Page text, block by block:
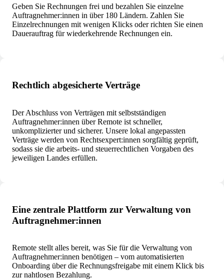
Geben Sie Rechnungen frei und bezahlen Sie einzelne
Auftragnehmer:innen in über 180 Ländern. Zahlen Sie
Einzelrechnungen mit wenigen Klicks oder richten Sie einen
Dauerauftrag für wiederkehrende Rechnungen ein.
Rechtlich abgesicherte Verträge
Der Abschluss von Verträgen mit selbstständigen
Auftragnehmer:innen über Remote ist schneller,
unkomplizierter und sicherer. Unsere lokal angepassten
Verträge werden von Rechtsexpert:innen sorgfältig geprüft,
sodass sie die arbeits- und steuerrechtlichen Vorgaben des
jeweiligen Landes erfüllen.
Eine zentrale Plattform zur Verwaltung von
Auftragnehmer:innen
Remote stellt alles bereit, was Sie für die Verwaltung von
Auftragnehmer:innen benötigen – vom automatisierten
Onboarding über die Rechnungsfreigabe mit einem Klick bis
zur nahtlosen Bezahlung.